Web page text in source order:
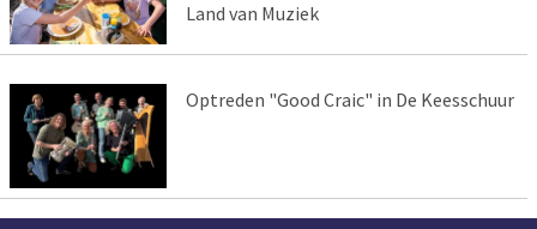
Land van Muziek
Optreden "Good Craic" in De Keesschuur